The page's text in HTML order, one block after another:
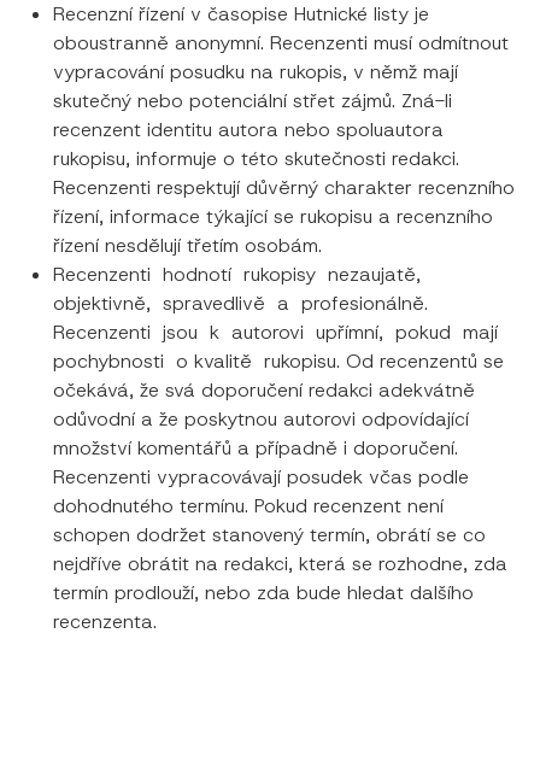
Recenzní řízení v časopise Hutnické listy je
oboustranně anonymní. Recenzenti musí odmítnout
vypracování posudku na rukopis, v němž mají
skutečný nebo potenciální střet zájmů. Zná-li
recenzent identitu autora nebo spoluautora
rukopisu, informuje o této skutečnosti redakci.
Recenzenti respektují důvěrný charakter recenzního
řízení, informace týkající se rukopisu a recenzního
řízení nesdělují třetím osobám.
Recenzenti hodnotí rukopisy nezaujatě,
objektivně, spravedlivě a profesionálně.
Recenzenti jsou k autorovi upřímní, pokud mají
pochybnosti o kvalitě rukopisu. Od recenzentů se
očekává, že svá doporučení redakci adekvátně
odůvodní a že poskytnou autorovi odpovídající
množství komentářů a případně i doporučení.
Recenzenti vypracovávají posudek včas podle
dohodnutého termínu. Pokud recenzent není
schopen dodržet stanovený termín, obrátí se co
nejdříve obrátit na redakci, která se rozhodne, zda
termín prodlouží, nebo zda bude hledat dalšího
recenzenta.